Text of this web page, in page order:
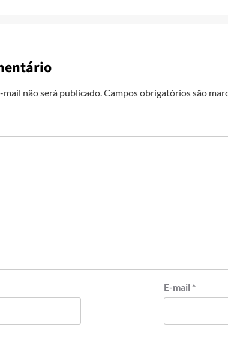
mail não será publicado.Campos obrigatórios são
E-mail *